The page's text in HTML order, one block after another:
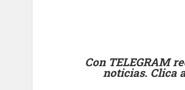
Con TELEGRAM
noticias. Clica